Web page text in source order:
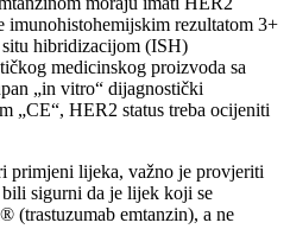
imunohistohemijskim rezultatom 3+
hibridizacijom (ISH)
medicinskog proizvoda sa
„in vitro“ dijagnostički
„CE“, HER2 status treba ocijeniti
primjeni lijeka, važno je provjeriti
sigurni da je lijek koji se
(trastuzumab emtanzin), a ne